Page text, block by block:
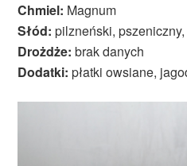
Chmiel: Magnum
Słód: pilzneński,
Drożdże: brak danych
Dodatki: płatki owsiane,